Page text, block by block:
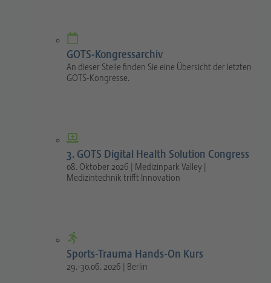
GOTS-Kongressarchiv
An dieser Stelle finden Sie eine Übersicht der letzten
GOTS-Kongresse.
3. GOTS Digital Health Solution Congress
08. Oktober 2026 | Medizinpark Valley |
Medizintechnik trifft Innovation
Sports-Trauma Hands-On Kurs
29.-30.06. 2026 | Berlin